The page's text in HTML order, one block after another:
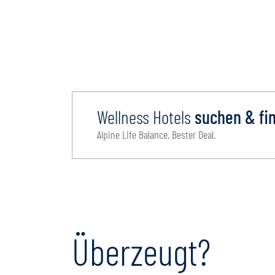
Wellness Hotels suchen &
Alpine Life Balance. Bester Deal.
Überzeugt?